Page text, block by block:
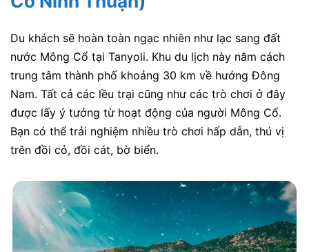
Du khách sẽ hoàn toàn ngạc nhiên như lạc sang đất
nước Mông Cổ tại Tanyoli. Khu du lịch này nằm cách
trung tâm thành phố khoảng 30 km về hướng Đông
Nam. Tất cả các lều trại cũng như các trò chơi ở đây
được lấy ý tưởng từ hoạt động của người Mông Cổ.
Bạn có thể trải nghiệm nhiều trò chơi hấp dẫn, thú vị
trên đồi cỏ, đồi cát, bờ biển.